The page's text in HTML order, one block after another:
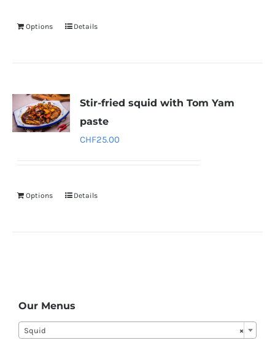
Options Details
Stir-fried squid with Tom Yam
paste
CHF25.00
Options Details
Our Menus
×
Squid